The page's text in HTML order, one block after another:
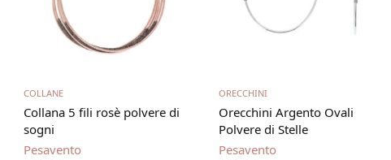
COLLANE
Collana 5 fili rosè polvere di
sogni
Pesavento
ORECCHINI
Orecchini Argento Ovali
Polvere di Stelle
Pesavento